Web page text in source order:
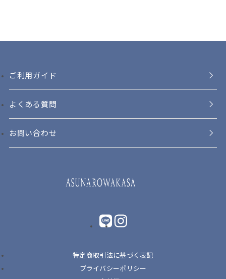
ご利用ガイド
よくある質問
お問い合わせ
LINE instagram
特定商取引法に基づく表記
プライバシーポリシー